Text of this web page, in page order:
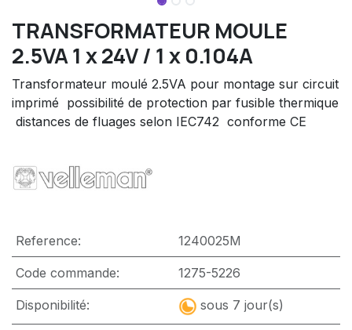
TRANSFORMATEUR MOULE
2.5VA 1 x 24V / 1 x 0.104A
Transformateur moulé 2.5VA pour montage sur circuit
imprimé  possibilité de protection par fusible thermique
 distances de fluages selon IEC742  conforme CE
Reference: 1240025M
Code commande: 1275-5226
Disponibilité: sous 7 jour(s)